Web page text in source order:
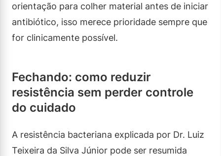
orientação para colher material antes de iniciar
antibiótico, isso merece prioridade sempre que
for clinicamente possível.
Fechando: como reduzir
resistência sem perder controle
do cuidado
A resistência bacteriana explicada por Dr. Luiz
Teixeira da Silva Júnior pode ser resumida